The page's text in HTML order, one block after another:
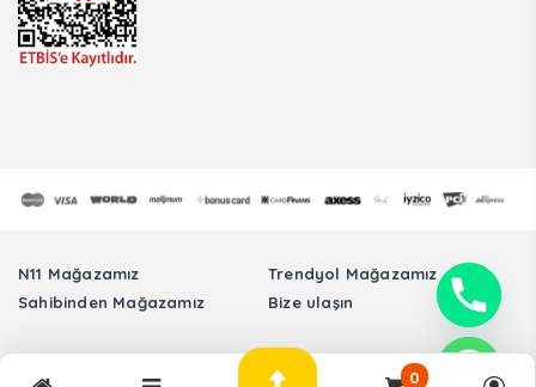
0
N11 Mağazamız
Trendyol Mağazamız
Sahibinden Mağazamız
Bize ulaşın
Tüm Hakları Saklıdır. © Sinmer Otomotiv Elektronik Sanayi Ticaret Limited